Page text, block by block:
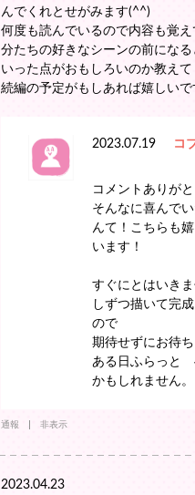
んでくれとせがみます(^^)
何度も読んでいるので内容も覚え
分たちの好きなシーンの前になる
いった点がおもしろいのか教えて
続編の予定がもしあれば嬉しい
2023.07.19 コ
コメントありが
そんなに喜んで
んて！こちらも
います！
すぐにとはいき
しずつ描いて完
ので
期待せずにお待ち
ある日ふらっと
かもしれません。
通報 非表示
2023.04.23